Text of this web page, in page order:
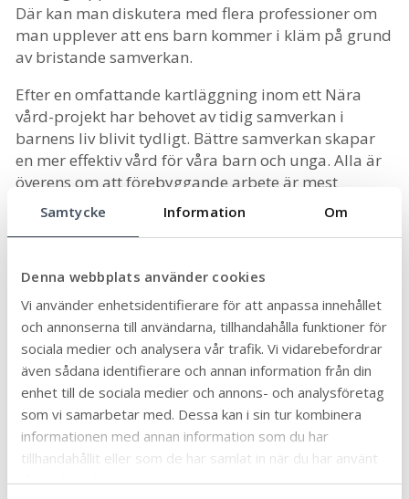
Samtycke Information Om
Denna webbplats använder cookies
Vi använder enhetsidentifierare för att anpassa innehållet
och annonserna till användarna, tillhandahålla funktioner för
sociala medier och analysera vår trafik. Vi vidarebefordrar
även sådana identifierare och annan information från din
enhet till de sociala medier och annons- och analysföretag
som vi samarbetar med. Dessa kan i sin tur kombinera
informationen med annan information som du har
tillhandahållit eller som de har samlat in när du har använt
deras tjänster.
Där kan man diskutera med flera professioner om
man upplever att ens barn kommer i kläm på grund
av bristande samverkan.
Efter en omfattande kartläggning inom ett Nära
vård-projekt har behovet av tidig samverkan i
barnens liv blivit tydligt. Bättre samverkan skapar
en mer effektiv vård för våra barn och unga. Alla är
överens om att förebyggande arbete är mest
verkningsfullt.
Nedan visas en bild på de förebyggande insatser
barn, unga och deras vårdnadshavare.
Senast uppdaterad:2025-11-10 Publicerad: 2024-12-20
Dela sidan:
Linke
dIn
Face
book
Twit
ter
Skriv
ut
Arkiv